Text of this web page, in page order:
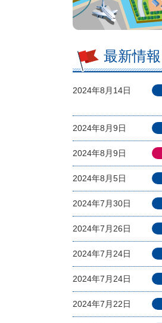
最新情報
2024年8月14日
2024年8月9日
2024年8月9日
2024年8月5日
2024年7月30日
2024年7月26日
2024年7月24日
2024年7月24日
2024年7月22日